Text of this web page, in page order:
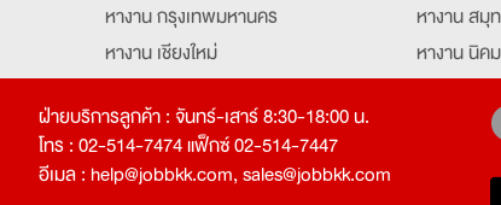
หางาน กรุงเทพมหานคร
หางาน เชียงใหม่
หางาน ฉะเชิงเทรา
หางาน สมุ
หางาน นิคม
หางานอยุ
ฝ่ายบริการลูกค้า : จันทร์-เสาร์ 8:30-18:00 น.
โทร : 02-514-7474 แฟ็กซ์ 02-514-7447
อีเมล : help@jobbkk.com,sales@jobbkk.com